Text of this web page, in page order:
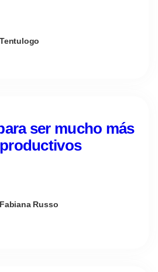
Tentulogo
ser mucho más
Fabiana Russo